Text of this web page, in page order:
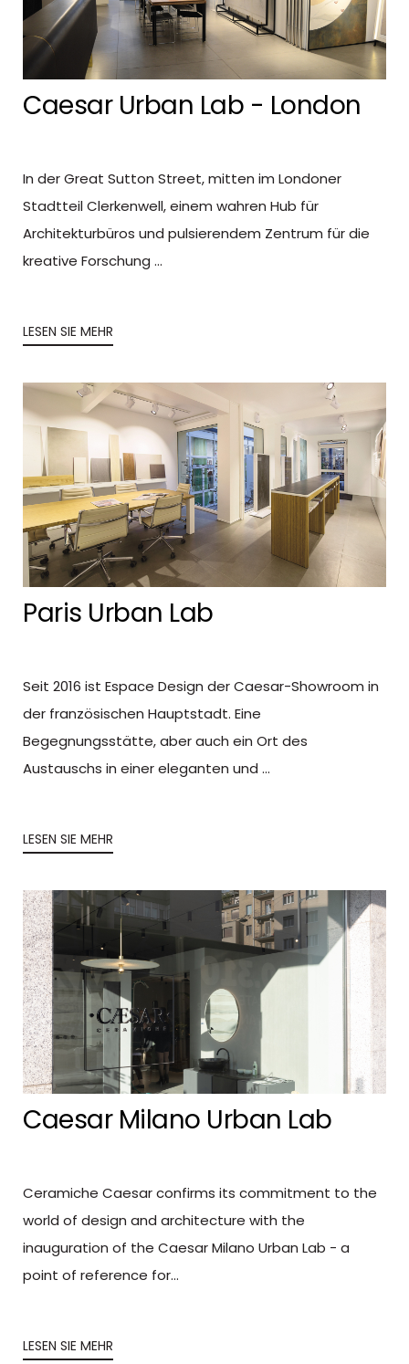
Caesar Urban Lab - London
In der Great Sutton Street, mitten im Londoner
Stadtteil Clerkenwell, einem wahren Hub für
Architekturbüros und pulsierendem Zentrum für die
kreative Forschung ...
LESEN SIE MEHR
Paris Urban Lab
Seit 2016 ist Espace Design der Caesar-Showroom in
der französischen Hauptstadt. Eine
Begegnungsstätte, aber auch ein Ort des
Austauschs in einer eleganten und ...
LESEN SIE MEHR
Caesar Milano Urban Lab
Ceramiche Caesar confirms its commitment to the
world of design and architecture with the
inauguration of the Caesar Milano Urban Lab - a
point of reference for...
LESEN SIE MEHR